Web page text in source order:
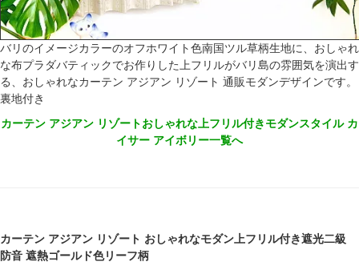
バリのイメージカラーのオフホワイト色南国ツル草柄生地に、おしゃれ
な布プラダバティックでお作りした上フリルがバリ島の雰囲気を演出す
る、おしゃれなカーテン アジアン リゾート 通販モダンデザインです。
裏地付き
カーテン アジアン リゾートおしゃれな上フリル付きモダンスタイル カ
イサー アイボリー一覧へ
カーテン アジアン リゾート おしゃれなモダン上フリル付き遮光二級
防音 遮熱ゴールド色リーフ柄